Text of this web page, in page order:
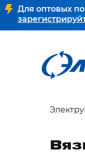
Для оптовых